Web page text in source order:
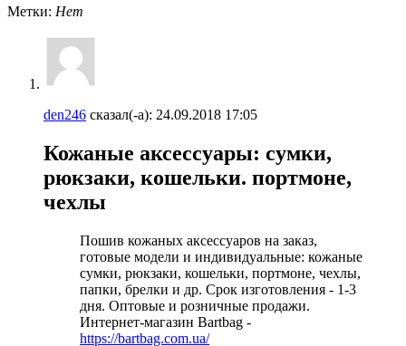
Метки: Нет
den246 сказал(-а): 24.09.2018 17:05
Кожаные аксессуары: сумки,
рюкзаки, кошельки. портмоне,
чехлы
Пошив кожаных аксессуаров на заказ,
готовые модели и индивидуальные: кожаные
сумки, рюкзаки, кошельки, портмоне, чехлы,
папки, брелки и др. Срок изготовления - 1-3
дня. Оптовые и розничные продажи.
Интернет-магазин Bartbag -
https://bartbag.com.ua/